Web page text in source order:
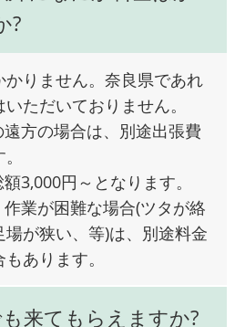
?
かりません。奈良県であれ
ただいておりません。
方の場合は、別途出張費
3,000円～となります。
業が困難な場合(ツタが絡
場が狭い、等)は、別途料金
あります。
来てもらえますか?